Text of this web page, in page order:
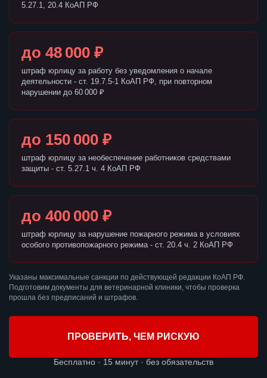
5.27.1, 20.4 КоАП РФ
до 48 000 ₽
штраф юрлицу за работу без уведомления о начале
деятельности - ст. 19.7.5-1 КоАП РФ, при повторном
нарушении до 60 000 ₽
до 150 000 ₽
штраф юрлицу за необеспечение работников средствами
защиты - ст. 5.27.1 ч. 4 КоАП РФ
до 400 000 ₽
штраф юрлицу за нарушение пожарного режима в условиях
особого противопожарного режима - ст. 20.4 ч. 2 КоАП РФ
Указаны максимальные санкции по действующей редакции КоАП РФ.
Подготовим документы для ветеринарной клиники, чтобы проверка
прошла без предписаний и штрафов.
ПРОВЕРИТЬ, ЧЕМ РИСКУЮ
Бесплатно · 15 минут · без обязательств